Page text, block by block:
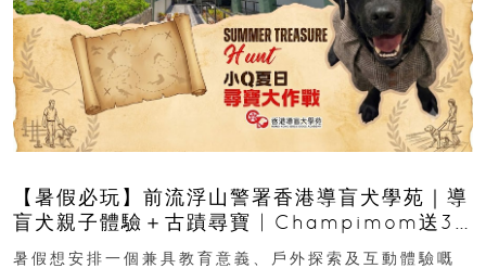
【暑假必玩】前流浮山警署香港導盲犬學苑｜導
盲犬親子體驗＋古蹟尋寶 | Champimom送3
組免費名額
暑假想安排一個兼具教育意義、戶外探索及互動體驗嘅